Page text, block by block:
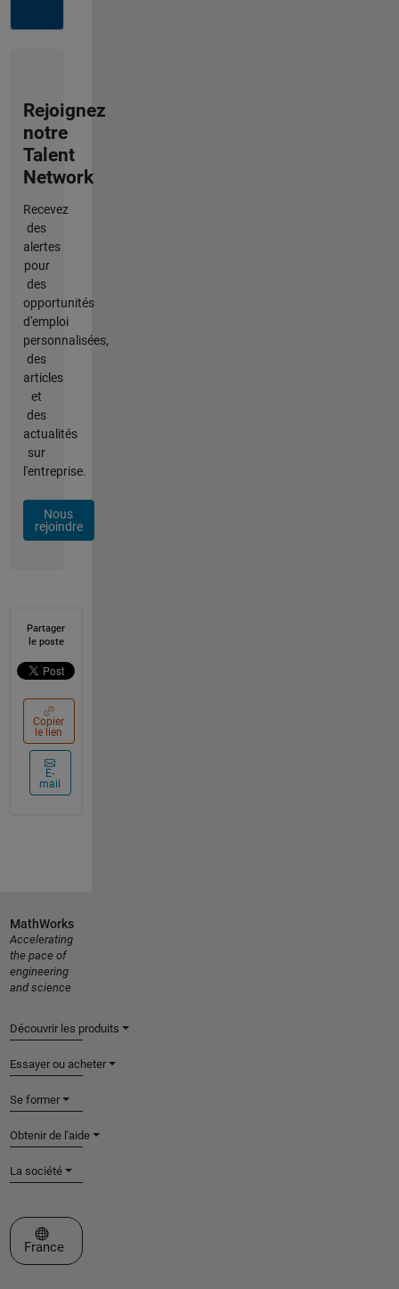
Rejoignez
notre
Talent
Network
Recevez
des
alertes
pour
des
opportunités
d'emploi
personnalisées,
des
articles
et
des
actualités
sur
l'entreprise.
Nous
rejoindre
Partager
le poste
Copier
le lien
E-
mail
MathWorks
Accelerating
the pace of
engineering
and science
Découvrir les produits
Essayer ou acheter
Se former
Obtenir de l'aide
La société
Sélectionner un site web
France